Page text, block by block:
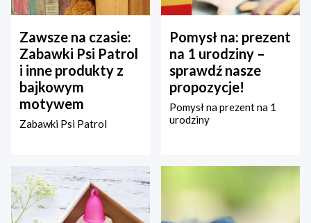
Zawsze na czasie:
Zabawki Psi Patrol
i inne produkty z
bajkowym
motywem
Zabawki Psi Patrol
Pomysł na: prezent
na 1 urodziny –
sprawdź nasze
propozycje!
Pomysł na prezent na 1
urodziny